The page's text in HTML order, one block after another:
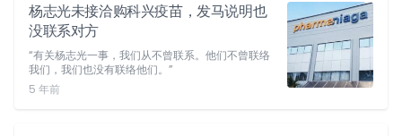
杨志光未接洽购科兴疫苗，发马说明也
没联系对方
“有关杨志光一事，我们从不曾联系。他们不曾联络
我们，我们也没有联络他们。”
5 年前